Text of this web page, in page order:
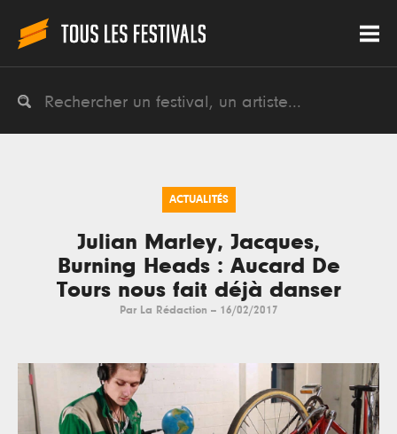
ACTUALITÉS
Julian Marley, Jacques,
Burning Heads : Aucard De
Tours nous fait déjà danser
Par La Rédaction -- 16/02/2017